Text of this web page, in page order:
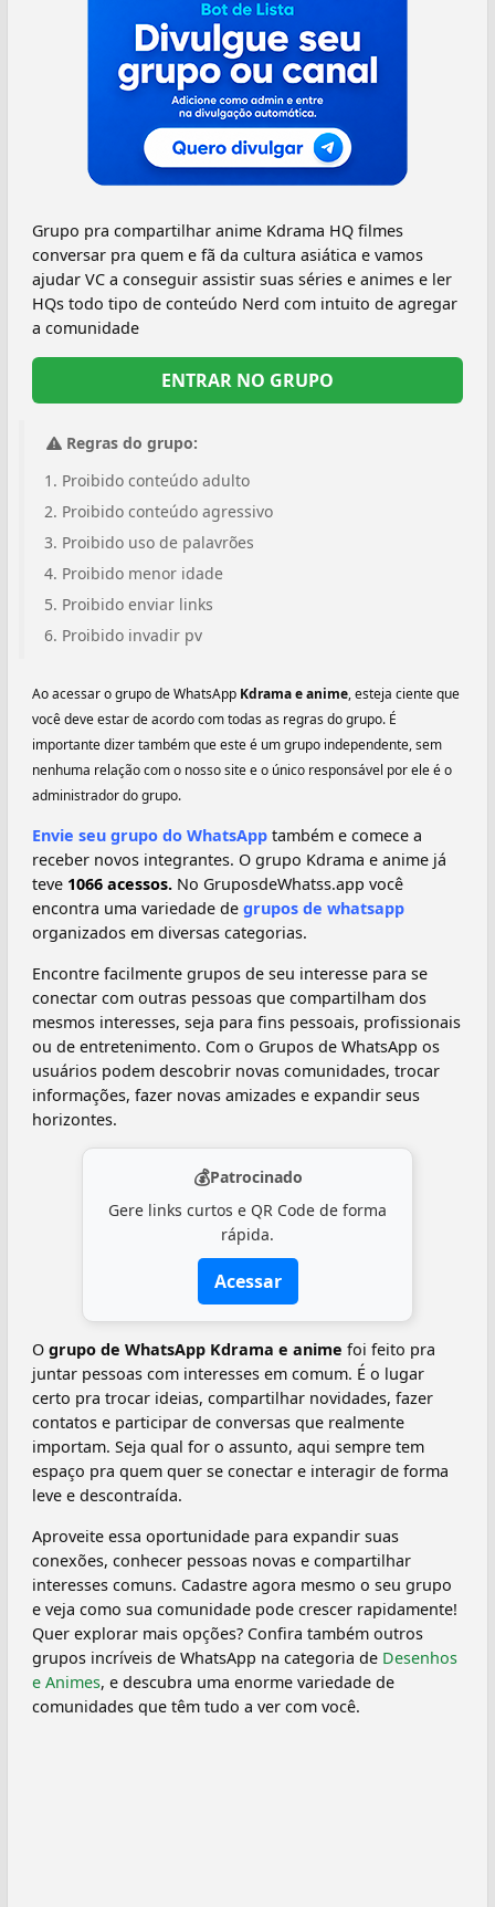
Grupo pra compartilhar anime Kdrama HQ filmes
conversar pra quem e fã da cultura asiática e vamos
ajudar VC a conseguir assistir suas séries e animes e ler
HQs todo tipo de conteúdo Nerd com intuito de agregar
a comunidade
ENTRAR NO GRUPO
Regras do grupo:
Proibido conteúdo adulto
Proibido conteúdo agressivo
Proibido uso de palavrões
Proibido menor idade
Proibido enviar links
Proibido invadir pv
Ao acessar o grupo de WhatsApp Kdrama e anime, esteja ciente que
você deve estar de acordo com todas as regras do grupo. É
importante dizer também que este é um grupo independente, sem
nenhuma relação com o nosso site e o único responsável por ele é o
administrador do grupo.
Envie seu grupo do WhatsApp também e comece a
receber novos integrantes. O grupo Kdrama e anime já
teve 1066 acessos. No GruposdeWhatss.app você
encontra uma variedade de grupos de whatsapp
organizados em diversas categorias.
Encontre facilmente grupos de seu interesse para se
conectar com outras pessoas que compartilham dos
mesmos interesses, seja para fins pessoais, profissionais
ou de entretenimento. Com o Grupos de WhatsApp os
usuários podem descobrir novas comunidades, trocar
informações, fazer novas amizades e expandir seus
horizontes.
💰Patrocinado
Gere links curtos e QR Code de forma
rápida.
Acessar
O grupo de WhatsApp Kdrama e anime foi feito pra
juntar pessoas com interesses em comum. É o lugar
certo pra trocar ideias, compartilhar novidades, fazer
contatos e participar de conversas que realmente
importam. Seja qual for o assunto, aqui sempre tem
espaço pra quem quer se conectar e interagir de forma
leve e descontraída.
Aproveite essa oportunidade para expandir suas
conexões, conhecer pessoas novas e compartilhar
interesses comuns. Cadastre agora mesmo o seu grupo
e veja como sua comunidade pode crescer rapidamente!
Quer explorar mais opções? Confira também outros
grupos incríveis de WhatsApp na categoria de Desenhos
e Animes, e descubra uma enorme variedade de
comunidades que têm tudo a ver com você.